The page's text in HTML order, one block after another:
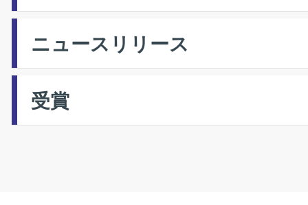
ニュースリリース
受賞